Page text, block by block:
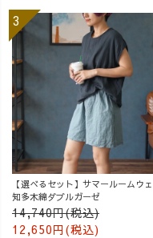
ラルコーデ #着
心地重視コーデ
#ゆったりコーデ
#シンプルコーデ
#暮らしを楽しむ
服 #自然素材の
服 #ワンマイル
コーデ #UZUiRO
#ウズイロ
#UZUiROコーデ
【選べるセット】サマールームウ
知多木綿ダブルガーゼ
14,740円(税込)
12,650円(税込)